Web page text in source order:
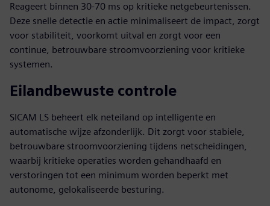
Reageert binnen 30-70 ms op kritieke netgebeurtenissen.
Deze snelle detectie en actie minimaliseert de impact, zorgt
voor stabiliteit, voorkomt uitval en zorgt voor een
continue, betrouwbare stroomvoorziening voor kritieke
systemen.
Eilandbewuste controle
SICAM LS beheert elk neteiland op intelligente en
automatische wijze afzonderlijk. Dit zorgt voor stabiele,
betrouwbare stroomvoorziening tijdens netscheidingen,
waarbij kritieke operaties worden gehandhaafd en
verstoringen tot een minimum worden beperkt met
autonome, gelokaliseerde besturing.